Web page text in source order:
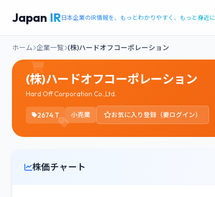
Japan IR日本企業のIR情報を、もっとわかりやすく、もっと身近に
ホーム 企業一覧 (株)ハードオフコーポレーション
(株)ハードオフコーポレーション
Hard Off Corporation Co.,Ltd.
2674.T 小売業 お気に入り登録（要ログイン）
株価チャート